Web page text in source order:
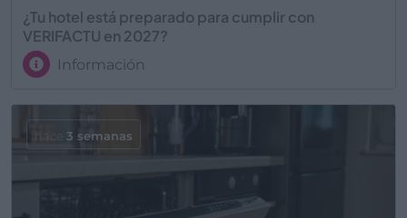
¿Tu hotel está preparado para cumplir con
VERIFACTU en 2027?
Información
3 semanas